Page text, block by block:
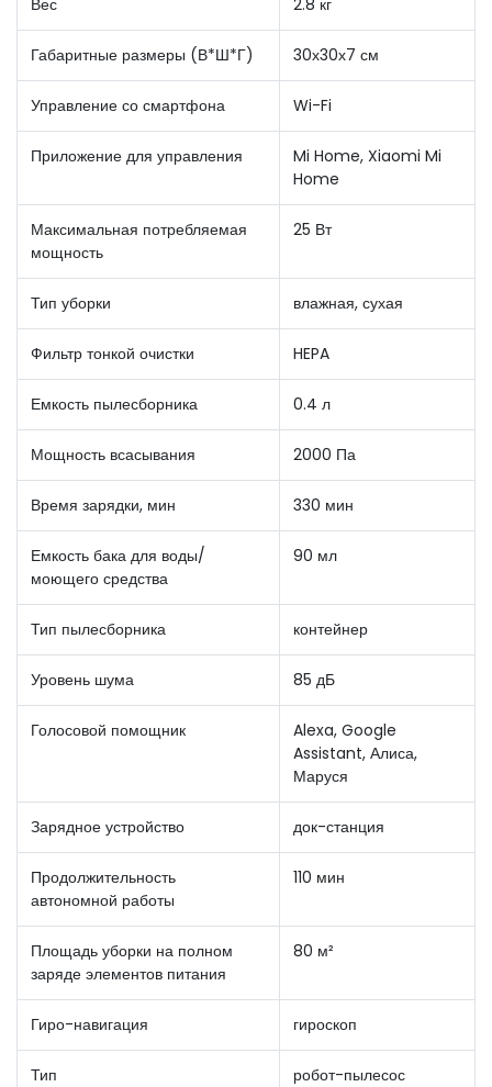
Габаритные размеры (В*Ш*Г) 30х30х7 см
Управление со смартфона Wi-Fi
Приложение для управления
Mi Home, Xiaomi Mi
Home
Максимальная потребляемая
мощность
25 Вт
Тип уборки влажная, сухая
Фильтр тонкой очистки HEPA
Емкость пылесборника 0.4 л
Мощность всасывания 2000 Па
Время зарядки, мин 330 мин
Емкость бака для воды/
моющего средства
90 мл
Тип пылесборника контейнер
Уровень шума 85 дБ
Голосовой помощник
Alexa, Google
Assistant, Алиса,
Маруся
Зарядное устройство док-станция
Продолжительность
автономной работы
110 мин
Площадь уборки на полном
заряде элементов питания
80 м²
Гиро-навигация гироскоп
Тип робот-пылесос